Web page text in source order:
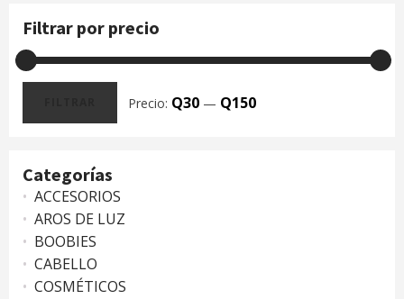
Filtrar por precio
Precio
Precio
Precio: Q30 — Q150
Categorías
ACCESORIOS
AROS DE LUZ
BOOBIES
CABELLO
COSMÉTICOS